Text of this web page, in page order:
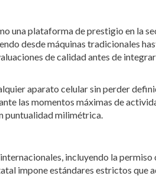
una plataforma de prestigio en la
desde máquinas tradicionales
de calidad antes de
aparato celular sin perder
las momentos máximas de
puntualidad milimétrica.
incluyendo la
impone estándares estrictos que